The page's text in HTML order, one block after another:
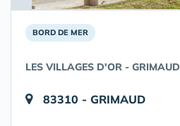
BORD DE MER
LES VILLAGES D'OR - GRIMAUD
83310 - GRIMAUD